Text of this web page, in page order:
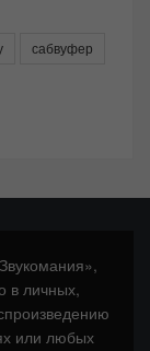
сабвуфер
в личных,
или любых